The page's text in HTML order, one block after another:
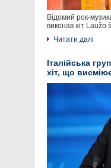
Відомий рок-
виконав хіт Laužo
Читати далі
Італійська
хіт, що